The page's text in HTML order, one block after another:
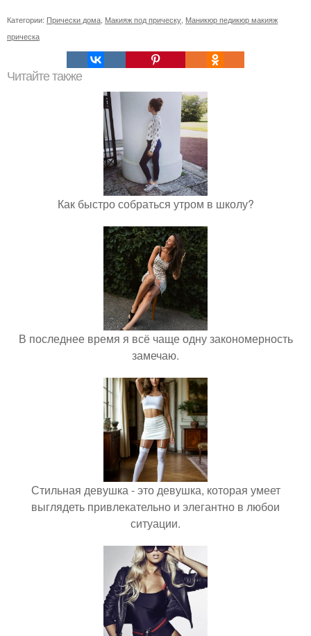
Категории: Прически дома Макияж под прическу Маникюр педикюр макияж
прическа
Читайте также
Как быстро собраться утром в школу?
В последнее время я всё чаще одну закономерность
замечаю.
Стильная девушка - это девушка, которая умеет
выглядеть привлекательно и элегантно в любои
ситуации.